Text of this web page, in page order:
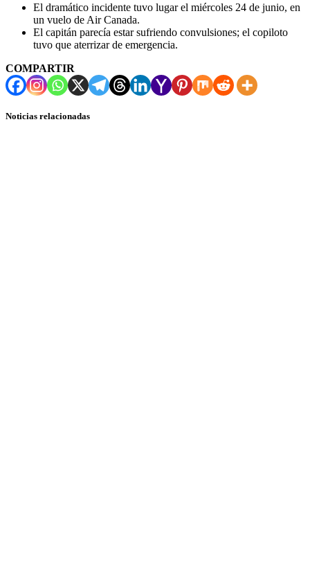
El dramático incidente tuvo lugar el miércoles 24 de junio, en
un vuelo de Air Canada.
El capitán parecía estar sufriendo convulsiones; el copiloto
tuvo que aterrizar de emergencia.
COMPARTIR
Noticias relacionadas